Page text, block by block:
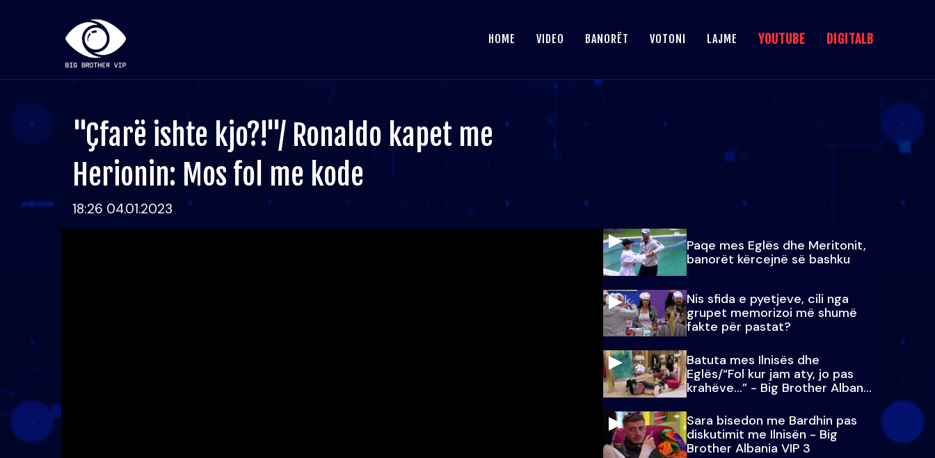
HOME VIDEO BANORËT VOTONI LAJME YOUTUBE DIGITALB
"Çfarë ishte kjo?!"/ Ronaldo kapet me
Herionin: Mos fol me kode
18:26 04.01.2023
Paqe mes Eglës dhe Meritonit,
banorët kërcejnë së bashku
Nis sfida e pyetjeve, cili nga
grupet memorizoi më shumë
fakte për pastat?
Batuta mes Ilnisës dhe
Eglës/“Fol kur jam aty, jo pas
krahëve…” - Big Brother Albania
VIP 3
Sara bisedon me Bardhin pas
diskutimit me Ilnisën - Big
Brother Albania VIP 3